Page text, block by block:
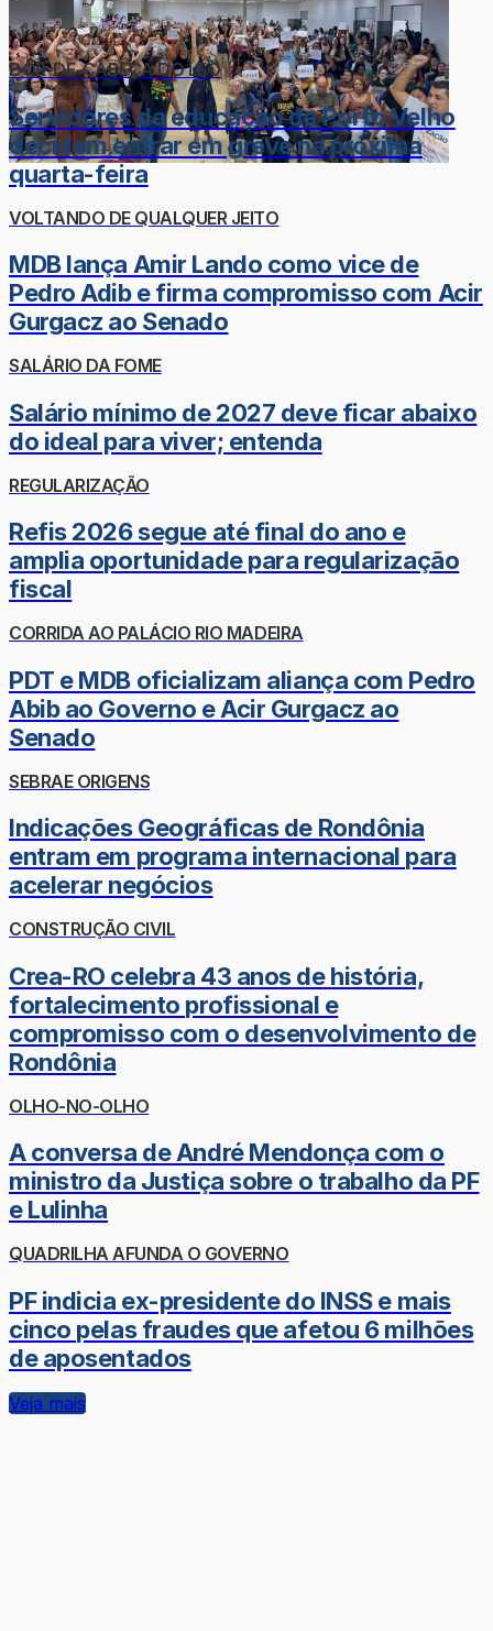
DOR-DE-CABEÇA DO LÉO
Servidores da educação de Porto Velho
decidem entrar em greve na próxima
quarta-feira
VOLTANDO DE QUALQUER JEITO
MDB lança Amir Lando como vice de
Pedro Adib e firma compromisso com Acir
Gurgacz ao Senado
SALÁRIO DA FOME
Salário mínimo de 2027 deve ficar abaixo
do ideal para viver; entenda
REGULARIZAÇÃO
Refis 2026 segue até final do ano e
amplia oportunidade para regularização
fiscal
CORRIDA AO PALÁCIO RIO MADEIRA
PDT e MDB oficializam aliança com Pedro
Abib ao Governo e Acir Gurgacz ao
Senado
SEBRAE ORIGENS
Indicações Geográficas de Rondônia
entram em programa internacional para
acelerar negócios
CONSTRUÇÃO CIVIL
Crea-RO celebra 43 anos de história,
fortalecimento profissional e
compromisso com o desenvolvimento de
Rondônia
OLHO-NO-OLHO
A conversa de André Mendonça com o
ministro da Justiça sobre o trabalho da PF
e Lulinha
QUADRILHA AFUNDA O GOVERNO
PF indicia ex-presidente do INSS e mais
cinco pelas fraudes que afetou 6 milhões
de aposentados
Veja mais